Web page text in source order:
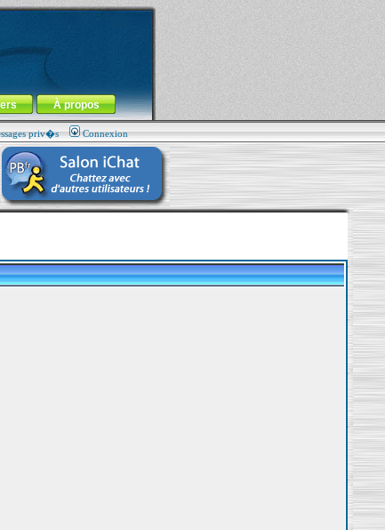
À propos
priv�s Connexion